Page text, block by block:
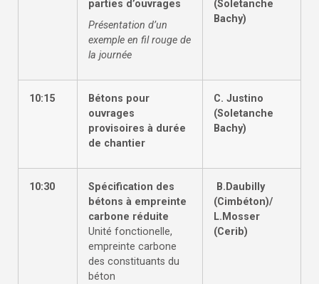
parties d’ouvrages
Présentation d’un
exemple en fil rouge de
la journée
(Soletanche
Bachy)
10:15
Bétons pour
ouvrages
provisoires à durée
de chantier
C. Justino
(Soletanche
Bachy)
10:30
Spécification des
bétons à empreinte
carbone réduite
Unité fonctionelle,
empreinte carbone
des constituants du
béton
B.Daubilly
(Cimbéton)/
L.Mosser
(Cerib)